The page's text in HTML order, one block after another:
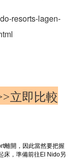
resorts-lagen-
立即比較
離開，因此當然要把握
床，準備前往El Nido另